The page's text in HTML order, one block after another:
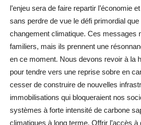
l’enjeu sera de faire repartir l’économie
sans perdre de vue le défi primordial
changement climatique. Ces messages
familiers, mais ils prennent une
en ce moment. Nous devons revoir à la
pour tendre vers une reprise sobre en
cesser de construire de nouvelles
immobilisations qui bloqueraient nos
systèmes à forte intensité de carbone
climatiques à long terme. Offrir l’accès